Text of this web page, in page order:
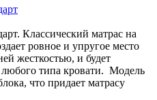
Классический матрас на
ровное и упругое место
жесткостью, и будет
типа кровати. Модель
что придает матрасу